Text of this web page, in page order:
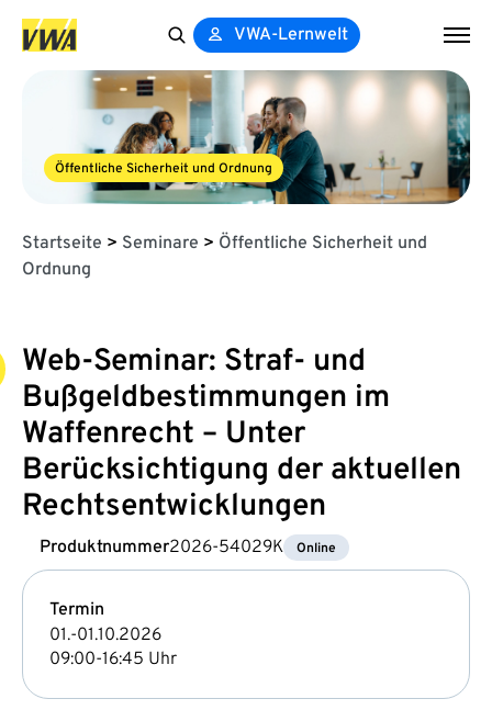
for:
VWA-Lernwelt
Öffentliche Sicherheit und Ordnung
Startseite > Seminare > Öffentliche Sicherheit und
Ordnung
Web-Seminar: Straf- und
Bußgeldbestimmungen im
Waffenrecht – Unter
Berücksichtigung der aktuellen
Rechtsentwicklungen
Produktnummer2026-54029K Online
Termin
01.-01.10.2026
09:00-16:45 Uhr